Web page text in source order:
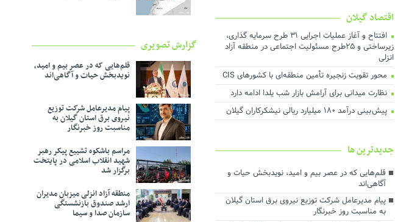
حجاج
رئیس، اعضای شورا و شهردار رشت با رئیس‌ کل
دادگستری گیلان دیدار کردند ‌
عملیات اجرای طرح هادی آغاز شد
خرید تضمینی گندم در گیلان آغاز شد
لزوم اجماع رسانه‌ای برای نجات محیط‌زیست
گیلان
هم‌افزایی برای ارتقای فرهنگ مصرف و مدیریت
تأخیر در پرداخت تسهیلات، اثربخشی حمایت از
تولید را کاهش می‌دهد
درآمد پایدار کلید توسعه شهری است
اجرای بیش از ۵۰ پروژه آبرسانی در گیلان
ارزش روز ۴۰ میلیارد تومانی پروژه برق اضطراری
در شرکت آب منطقه‌ای گیلان
اقتصاد گیلان
افتتاح و آغاز عملیات اجرایی ۳۱ طرح سرمایه گذاری،
زیرساختی و ۲۵طرح مسئولیت اجتماعی در منطقه آزاد
انزلی
محور تقویت زنجیره تأمین منطقه‌ای با کشورهای CIS
نظارت میدانی برای آرامش بازار شب یلدا ادامه دارد
پیش بینی درآمد ۱۸۰ میلیارد ریالی نیشکرکاران گیلان
جديدترين ها
قلم‌هایی که در عصر بیم و امید، نویدبخش حیات و
آگاهی‌اند
پیام مدیرعامل شرکت توزیع نیروی برق استان گیلان
به مناسبت روز خبرنگار ‌
گزارش تصویری
قلم‌هایی که در عصر بیم و امید،
نویدبخش حیات و آگاهی‌اند
پیام مدیرعامل شرکت توزیع
نیروی برق استان گیلان به
مناسبت روز خبرنگار ‌
مراسم باشکوه تشییع پیکر رهبر
شهید انقلاب اسلامی در پایتخت
برگزار شد
منطقه آزاد انزلی میزبان مدیران
ارشد صندوق بازنشستگی
سازمان صدا و سیما